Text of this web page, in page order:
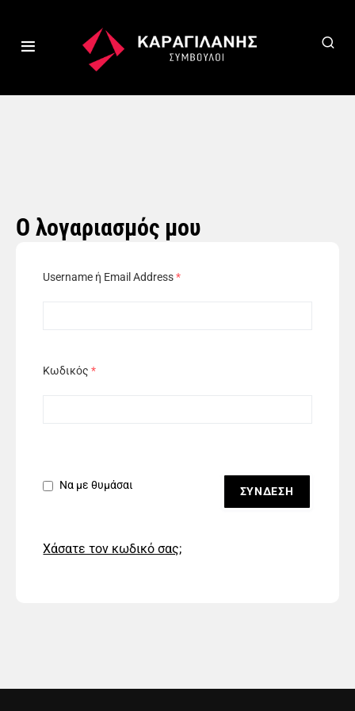
Ο λογαριασμός μου
Username ή Email Address*
Κωδικός*
Να με θυμάσαι
Χάσατε τον κωδικό σας;